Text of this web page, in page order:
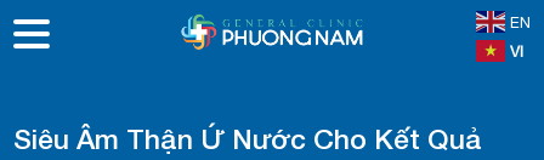
EN
VI
Siêu Âm Thận Ứ Nước Cho Kết Quả